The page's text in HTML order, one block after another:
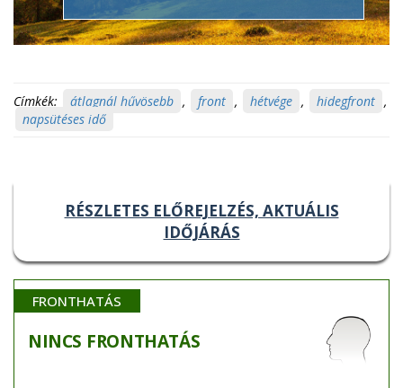
Címkék: átlagnál hűvösebb , front , hétvége , hidegfront ,
napsütéses idő
RÉSZLETES ELŐREJELZÉS, AKTUÁLIS
IDŐJÁRÁS
FRONTHATÁS
NINCS FRONTHATÁS